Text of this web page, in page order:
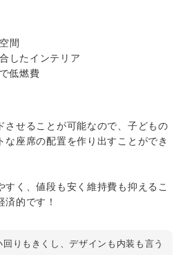
間
したインテリア
低燃費
させることが可能なので、子どもの
座席の配置を作り出すことができ
く、値段も安く維持費も抑えるこ
的です！
回りもきくし、デザインも内装も言う